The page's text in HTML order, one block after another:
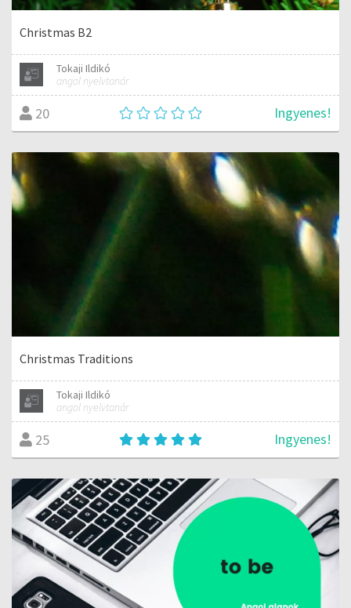
Christmas B2
Tokaji Ildikó
angol nyelvtanár
20 Ingyenes!
Christmas Traditions
Tokaji Ildikó
angol nyelvtanár
25 Ingyenes!